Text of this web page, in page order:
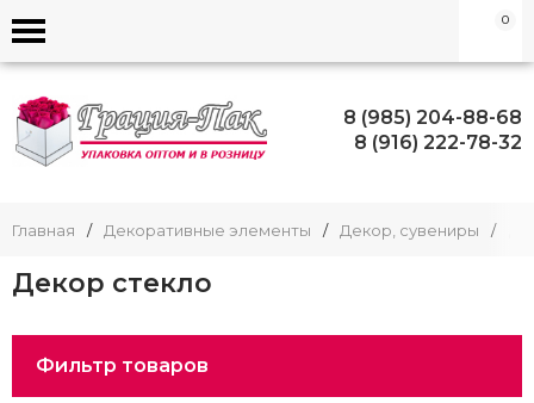
0
8 (985) 204-88-68
8 (916) 222-78-32
Главная / Декоративные элементы / Декор, сувениры /
Декор стекло
Фильтр товаров